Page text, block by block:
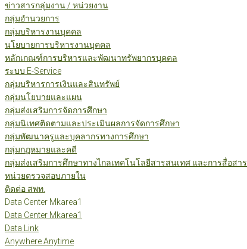
ข่าวสารกลุ่มงาน / หน่วยงาน
กลุ่มอำนวยการ
กลุ่มบริหารงานบุคคล
นโยบายการบริหารงานบุคคล
หลักเกณฑ์การบริหารและพัฒนาทรัพยากรบุคคล
ระบบ E-Service
กลุ่มบริหารการเงินและสินทรัพย์
กลุ่มนโยบายและแผน
กลุ่มส่งเสริมการจัดการศึกษา
กลุ่มนิเทศติดตามและประเมินผลการจัดการศึกษา
กลุ่มพัฒนาครูและบุคลากรทางการศึกษา
กลุ่มกฎหมายและคดี
กลุ่มส่งเสริมการศึกษาทางไกลเทคโนโลยีสารสนเทศ และการสื่อสาร
หน่วยตรวจสอบภายใน
ติดต่อ สพท.
Data Center Mkarea1
Data Center Mkarea1
Data Link
Anywhere Anytime